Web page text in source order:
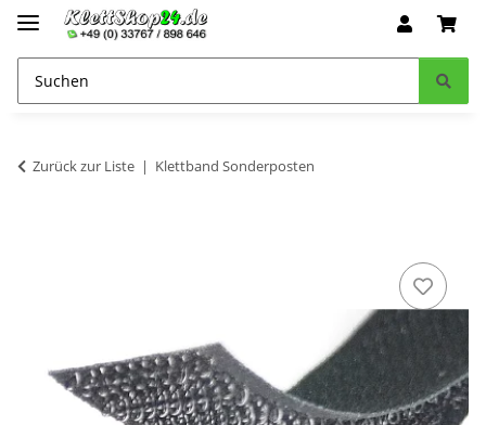
Zurück zur Liste Klettband Sonderposten